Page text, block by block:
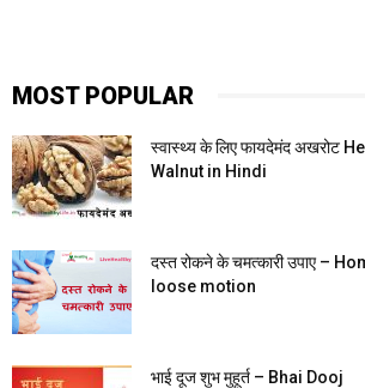
MOST POPULAR
स्वास्थ्य के लिए फायदेमंद अखरोट
Walnut in Hindi
दस्त रोकने के चमत्कारी उपाए –
loose motion
भाई दूज शुभ मुहूर्त – Bhai Dooj